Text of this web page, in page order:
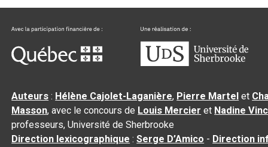
Auteurs : Hélène Cajolet-Laganière, Pierre Martel et
Masson, avec le concours de Louis Mercier et Nadine
professeurs, Université de Sherbrooke
Direction lexicographique :Serge D’Amico - Direction